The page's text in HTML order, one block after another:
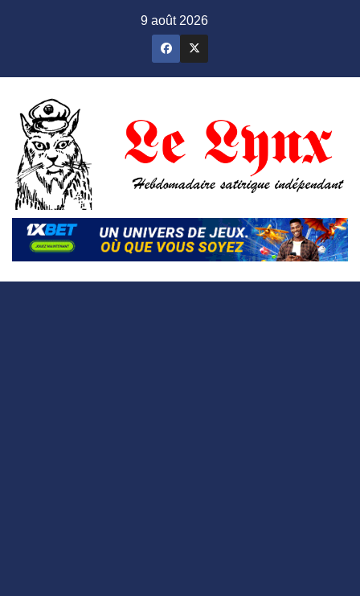
9 août 2026